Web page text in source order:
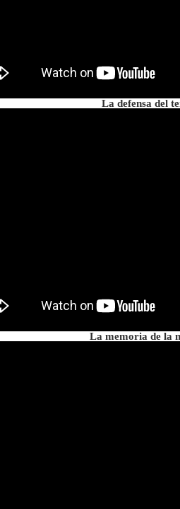
La defensa del
La memoria de la